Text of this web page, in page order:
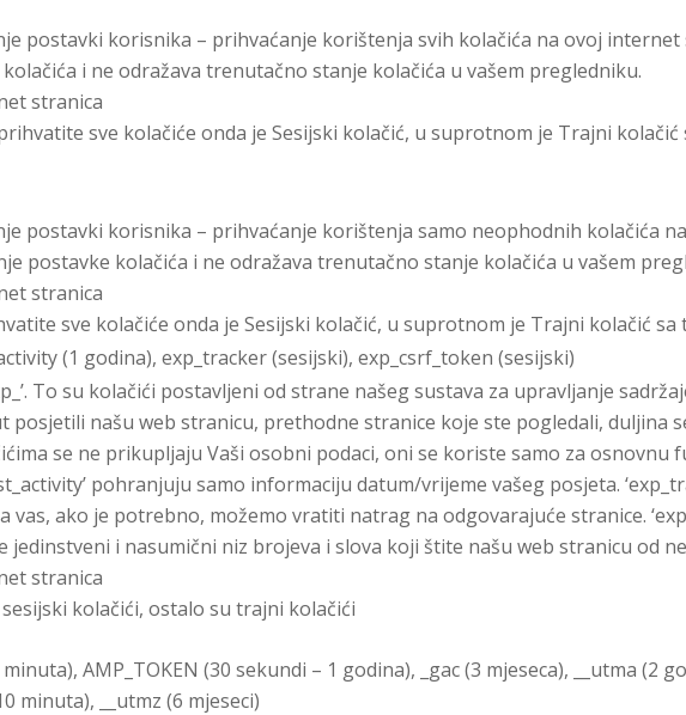
postavki korisnika – prihvaćanje korištenja svih kolačića na ovoj internet
i ne odražava trenutačno stanje kolačića u vašem pregledniku.
stranica
sve kolačiće onda je Sesijski kolačić, u suprotnom je Trajni kolačić
postavki korisnika – prihvaćanje korištenja samo neophodnih kolačića
postavke kolačića i ne odražava trenutačno stanje kolačića u vašem
stranica
sve kolačiće onda je Sesijski kolačić, u suprotnom je Trajni kolačić sa
(1 godina), exp_tracker (sesijski), exp_csrf_token (sesijski)
To su kolačići postavljeni od strane našeg sustava za upravljanje
posjetili našu web stranicu, prethodne stranice koje ste pogledali, duljina
se ne prikupljaju Vaši osobni podaci, oni se koriste samo za
pohranjuju samo informaciju datum/vrijeme vašeg posjeta.
ako je potrebno, možemo vratiti natrag na odgovarajuće stranice.
jedinstveni i nasumični niz brojeva i slova koji štite našu web stranicu od
stranica
kolačići, ostalo su trajni kolačići
minuta), AMP_TOKEN (30 sekundi – 1 godina), _gac (3 mjeseca), __utma (2
minuta), __utmz (6 mjeseci)